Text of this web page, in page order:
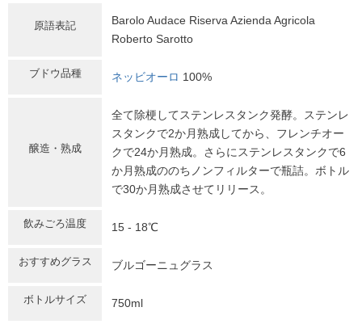
原語表記
Barolo Audace Riserva Azienda Agricola
Roberto Sarotto
ブドウ品種 ネッビオーロ 100%
醸造・熟成
全て除梗してステンレスタンク発酵。ステンレ
スタンクで2か月熟成してから、フレンチオー
クで24か月熟成。さらにステンレスタンクで6
か月熟成ののちノンフィルターで瓶詰。ボトル
で30か月熟成させてリリース。
飲みごろ温度 15 - 18℃
おすすめグラス ブルゴーニュグラス
ボトルサイズ 750ml